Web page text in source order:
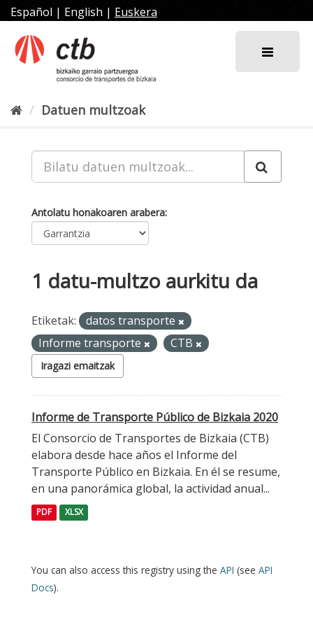
Joan
edukira
Español | English | Euskera
Datuen multzoak
Antolatu honakoaren arabera
1 datu-multzo aurkitu da
Etiketak:
datos transporte
Informe transporte
CTB
Iragazi emaitzak
Informe de Transporte Público de Bizkaia 2020
El Consorcio de Transportes de Bizkaia (CTB)
elabora desde hace años el Informe del
Transporte Público en Bizkaia. En él se resume,
en una panorámica global, la actividad anual...
PDF XLSX
You can also access this registry using the API (see API
Docs).